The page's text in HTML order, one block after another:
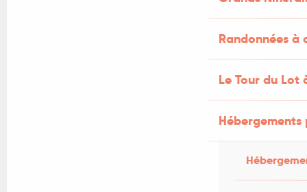
Randonnées
Le Tour du Lot